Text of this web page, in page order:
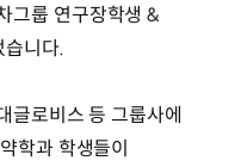
그룹 연구장학생 &
습니다.
글로비스 등 그룹사에
학과 학생들이